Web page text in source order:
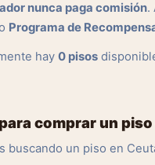
nunca paga comisión.
Programa de
hay 0 pisos
comprar un piso
buscando un piso en